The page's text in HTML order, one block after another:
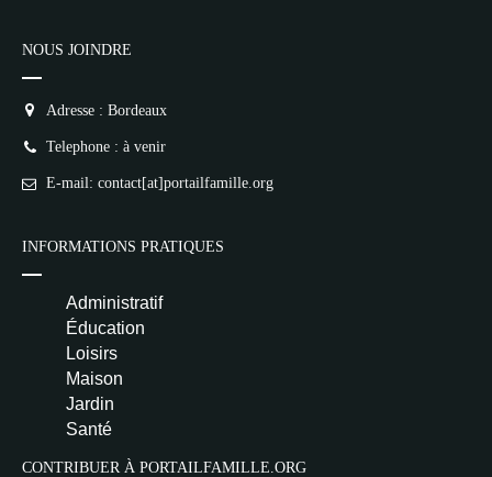
NOUS JOINDRE
Adresse : Bordeaux
Telephone : à venir
E-mail: contact[at]portailfamille.org
INFORMATIONS PRATIQUES
Administratif
Éducation
Loisirs
Maison
Jardin
Santé
CONTRIBUER À PORTAILFAMILLE.ORG